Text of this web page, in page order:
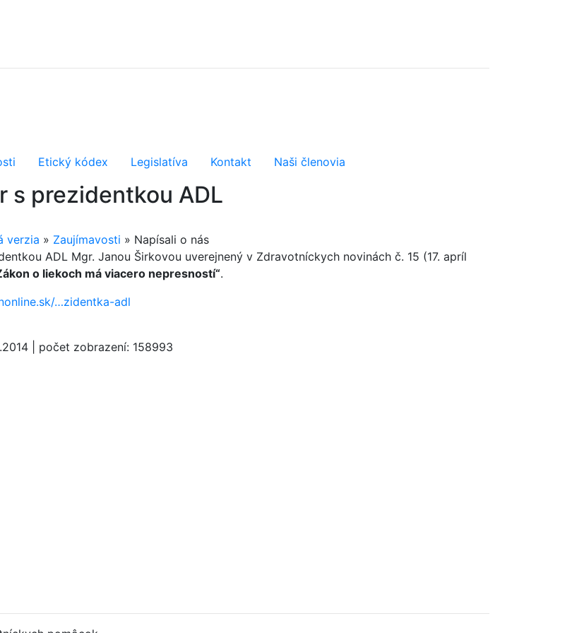
Etický kódex Legislatíva Kontakt
Naši členovia
s prezidentkou ADL
verzia » Zaujímavosti » Napísali o nás
ADL Mgr. Janou Širkovou uverejnený v Zdravotníckych novinách č. 15 (17. apríl
o liekoch má viacero nepresností“.
…zidentka-adl
počet zobrazení: 158993